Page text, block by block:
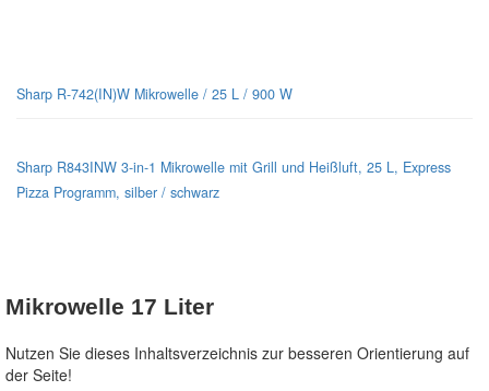
Sharp R-742(IN)W Mikrowelle / 25 L / 900 W
Sharp R843INW 3-in-1 Mikrowelle mit Grill und Heißluft, 25 L, Express
Pizza Programm, silber / schwarz
Mikrowelle 17 Liter
Nutzen Sie dieses Inhaltsverzeichnis zur besseren Orientierung auf
der Seite!